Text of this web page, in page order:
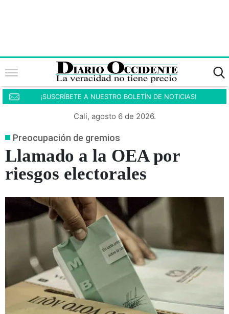
¡SUSCRÍBETE A NUESTRO BOLETÍN DE NOTICIAS!
Cali, agosto 6 de 2026.
Preocupación de gremios
Llamado a la OEA por
riesgos electorales